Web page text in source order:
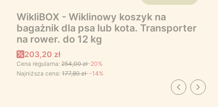
WikliBOX - Wiklinowy koszyk na
bagażnik dla psa lub kota. Transporter
na rower. do 12 kg
Cena promocyjna
203,20 zł
Cena regularna: 254,00 zł-20%
Najniższa cena: 177,80 zł--14%